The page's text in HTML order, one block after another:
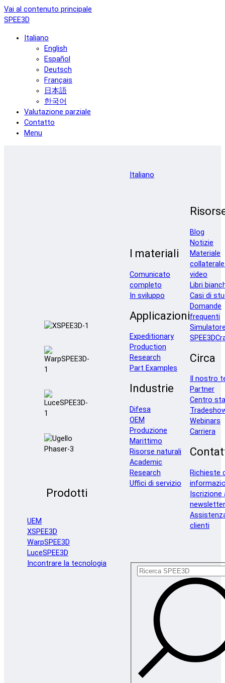
Vai al contenuto principale
SPEE3D
Italiano
English
Español
Deutsch
Français
日本語
한국어
Valutazione parziale
Contatto
Menu
Prodotti
UEM
XSPEE3D
WarpSPEE3D
LuceSPEE3D
Incontrare la tecnologia
Italiano
I materiali
Comunicato
completo
In sviluppo
Applicazioni
Expeditionary
Production
Research
Part Examples
Industrie
Difesa
OEM
Produzione
Marittimo
Risorse naturali
Academic
Research
Uffici di servizio
Blog
Notizie
Materiale
video
Libri
Casi di
Domande
frequenti
Circa
Il nostro
Partner
Centro
Webinars
Carriera
Richieste
Iscrizione
newsletter
clienti